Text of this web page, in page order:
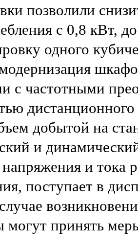
позволили
с 0,8 кВт,
одного
с частотными
дистанционного
добытой на
и
напряжения и тока
поступает в
могут принять